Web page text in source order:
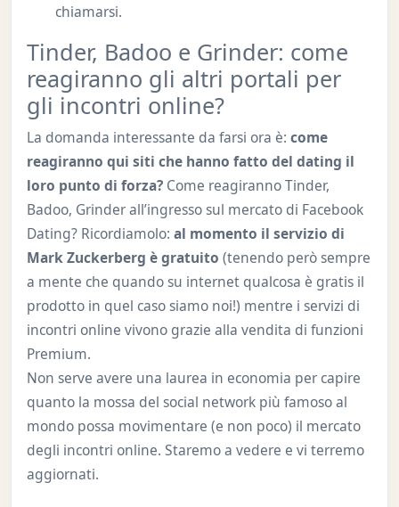
chiamarsi.
Tinder, Badoo e Grinder: come
reagiranno gli altri portali per
gli incontri online?
La domanda interessante da farsi ora è: come
reagiranno qui siti che hanno fatto del dating il
loro punto di forza?Come reagiranno Tinder,
Badoo, Grinder all’ingresso sul mercato di Facebook
Dating? Ricordiamolo: al momento il servizio di
Mark Zuckerberg è gratuito (tenendo però sempre
a mente che quando su internet qualcosa è gratis il
prodotto in quel caso siamo noi!) mentre i servizi di
incontri online vivono grazie alla vendita di funzioni
Premium.
Non serve avere una laurea in economia per capire
quanto la mossa del social network più famoso al
mondo possa movimentare (e non poco) il mercato
degli incontri online. Staremo a vedere e vi terremo
aggiornati.